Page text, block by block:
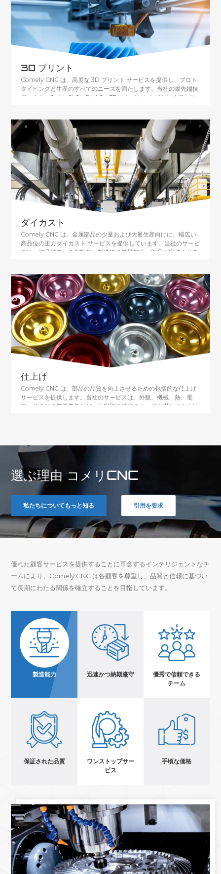
3D プリント
Comely CNC は、高度な 3D プリント サービスを提供し、プロト
タイピングと生産のすべてのニーズを満たします。当社の最先端技
術により、SLA、SLS、DMLS、FDM などのさまざまな技術を使
最適であり、市場参入、消費者向け展示会、および厳密なサンプリ
ング用の部品の小さなバッチを作成できます。 当社の柔軟な 3D プ
リント機能により、設計の反復、幾何学的な複雑さ、およびさまざ
まなボリュームが可能になり、独自のニーズに合わせたカスタム パ
ーツの作成が可能になります。私たちと提携して、製品開発プロセ
スを促進し、わずか 24 時間でプロトタイプを受け取ります。
ダイカスト
Comely CNC は、金属部品の少量および大量生産向けに、幅広い
高品位の圧力ダイカスト サービスを提供しています。当社のサービ
スは、部品鋳造、金型製作、製造後の機械加工、部品を完成させる
を下げることができます。少量生産の場合、予算の制約に対応する
ために迅速なツールを使用してスチール金型を作成できます。湿式
塗装や粉体塗装から研磨や陽極酸化まで、当社のプレミアム仕上げ
ソリューションは、部品の全体的な外観と外観を向上させます。
仕上げ
Comely CNC は、部品の品質を向上させるための包括的な仕上げ
サービスを提供します。当社のサービスは、外観、機械、熱、電
気、その他の機能要件など、お客様の特定のニーズを満たすように
するように設計されています。3D プリント、ダイカスト、射出成
形、板金、真空鋳造、アルミニウム押出成形など、さまざまな仕上
げオプションから選択して、製品に完璧な仕上げを施します。
選ぶ理由 コメリCNC
私たちについてもっと知る 引用を要求
優れた顧客サービスを提供することに専念するインテリジェントなチ
ームにより、Comely CNC は各顧客を尊重し、品質と信頼に基づい
て長期にわたる関係を確立することを目指しています。
製造能力 迅速かつ納期厳守
優秀で信頼できる
チーム
保証された品質
ワンストップサー
ビス
手頃な価格